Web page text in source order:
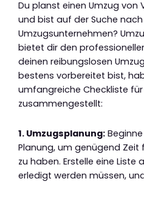
Du planst einen Umzug von
und bist auf der Suche
Umzugsunternehmen?
bietet dir den
deinen reibungslosen
bestens vorbereitet bist,
umfangreiche Checkliste
zusammengestellt:
1. Umzugsplanung:
Planung, um genügend Zeit
zu haben. Erstelle eine Liste
erledigt werden müssen,